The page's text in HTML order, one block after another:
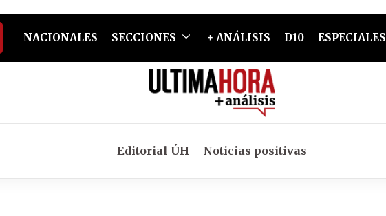
NACIONALES SECCIONES + ANÁLISIS D10 ESPECIALES
Editorial ÚH Noticias positivas